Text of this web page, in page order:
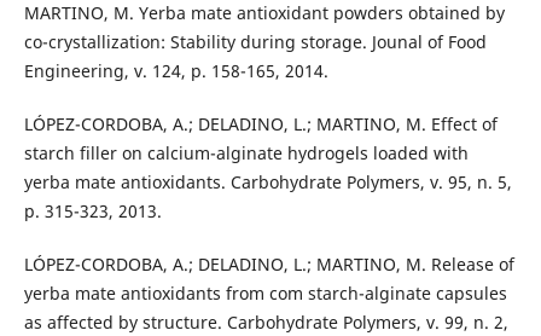
MARTINO, M. Yerba mate antioxidant powders obtained by
co-crystallization: Stability during storage. Jounal of Food
Engineering, v. 124, p. 158-165, 2014.
LÓPEZ-CORDOBA, A.; DELADINO, L.; MARTINO, M. Effect of
starch filler on calcium-alginate hydrogels loaded with
yerba mate antioxidants. Carbohydrate Polymers, v. 95, n. 5,
p. 315-323, 2013.
LÓPEZ-CORDOBA, A.; DELADINO, L.; MARTINO, M. Release of
yerba mate antioxidants from com starch-alginate capsules
as affected by structure. Carbohydrate Polymers, v. 99, n. 2,